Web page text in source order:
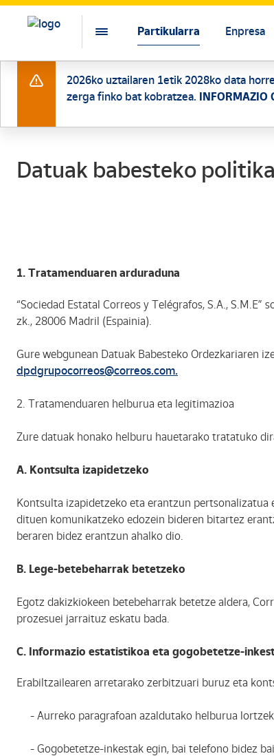
Partikularra Enpresa
2026ko uztailaren 1etik 2028ko data
zerga finko bat kobratzea. INFORMAZIO
Datuak babesteko
1. Tratamenduaren arduraduna
“Sociedad Estatal Correos y Telégrafos, S.A.,
zk., 28006 Madril (Espainia).
Gure webgunean Datuak Babesteko Ordezkariaren
dpdgrupocorreos@correos.com.
2. Tratamenduaren helburua eta legitimazioa
Zure datuak honako helburu hauetarako tratatuko
A. Kontsulta izapidetzeko
Kontsulta izapidetzeko eta erantzun
dituen komunikatzeko edozein bideren bitartez
beraren bidez erantzun ahalko dio.
B. Lege-betebeharrak betetzeko
Egotz dakizkiokeen betebeharrak betetze aldera,
prozesuei jarraituz eskatu bada.
C. Informazio estatistikoa eta gogobetetze-
Erabiltzailearen arretarako zerbitzuari buruz eta
- Aurreko paragrafoan azaldutako helburua
- Gogobetetze-inkestak egin, bai telefono bidez